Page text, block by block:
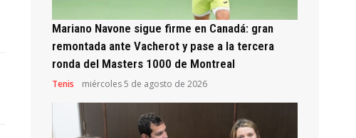
Mariano Navone sigue firme en Canadá: gran
remontada ante Vacherot y pase a la tercera
ronda del Masters 1000 de Montreal
Tenis miércoles 5 de agosto de 2026